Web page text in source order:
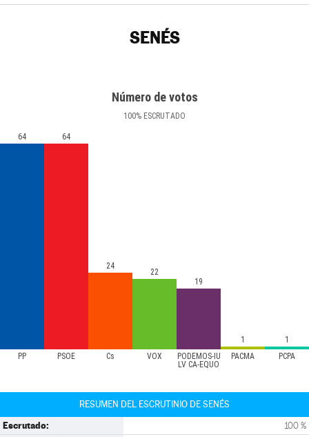
SENÉS
Número de votos
100% ESCRUTADO
PP PSOE Cs VOX
PODEMOS-IU
LV CA-EQUO
PACMA PCPA
64 64
24
22
19
1 1
RESUMEN DEL ESCRUTINIO DE SENÉS
Escrutado: 100 %